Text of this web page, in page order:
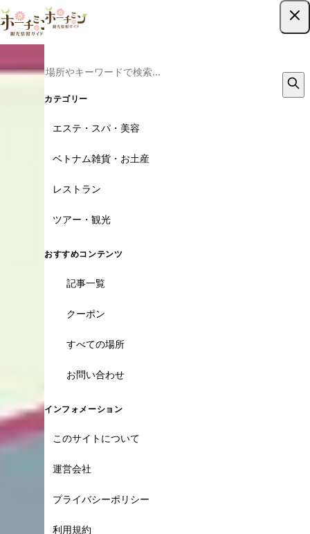
カテゴリー
エステ・スパ・美容
ベトナム雑貨・お土産
レストラン
ツアー・観光
おすすめコンテンツ
記事一覧
クーポン
すべての場所
お問い合わせ
インフォメーション
このサイトについて
運営会社
プライバシーポリシー
利用規約